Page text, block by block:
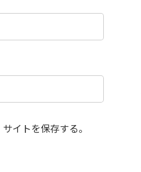
イトを保存する。